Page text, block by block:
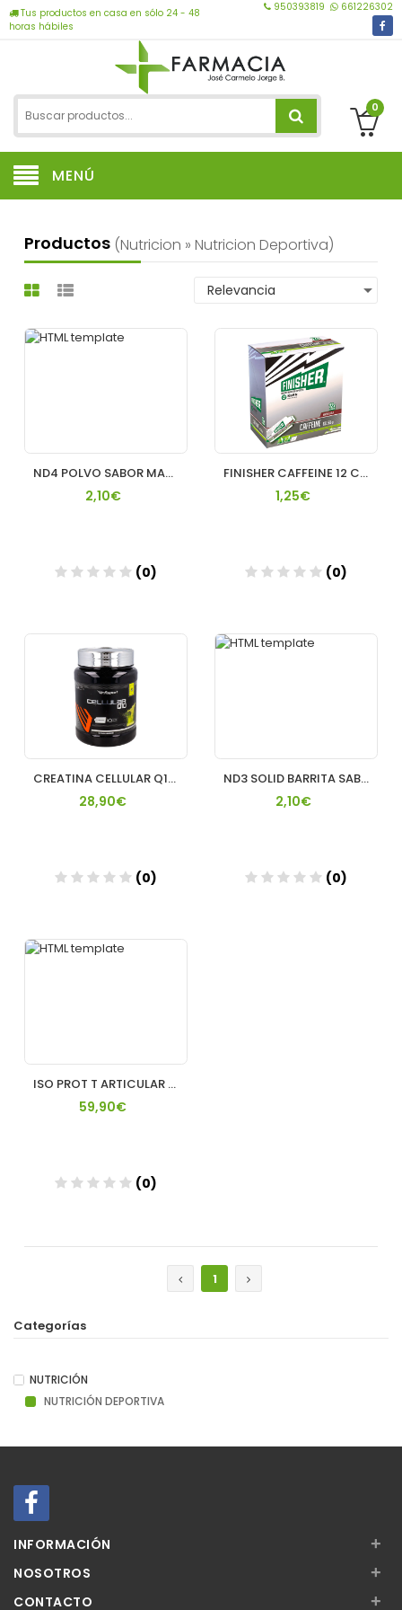
Tus productos en casa en sólo 24 - 48
horas hábiles
950393819 661226302
0
MENÚ
Productos (nutricion » Nutricion Deportiva)
ND4 POLVO SABOR MANZANA VERDE 40GR INFISPORT
2,10€
(0)
Añadir
FINISHER CAFFEINE 12 COLA SOBRES 50 G
1,25€
(0)
Añadir
CREATINA CELLULAR Q10 POLVO CITRICO INFISPORT
28,90€
(0)
Añadir
ND3 SOLID BARRITA SABOR CITRICO SIN CAFEÍNA INFISPORT
2,10€
(0)
ISO PROT T ARTICULAR FRESA INFISPORT WHEIT PROT T
59,90€
(0)
1
Categorías
NUTRICIÓN
NUTRICIÓN DEPORTIVA
INFORMACIÓN +
NOSOTROS +
CONTACTO +